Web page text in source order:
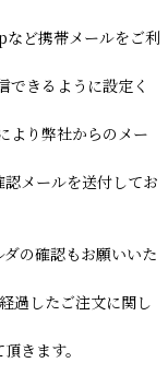
ど携帯メールをご利
できるように設定く
より弊社からのメー
メールを送付してお
の確認もお願いいた
過したご注文に関し
きます。